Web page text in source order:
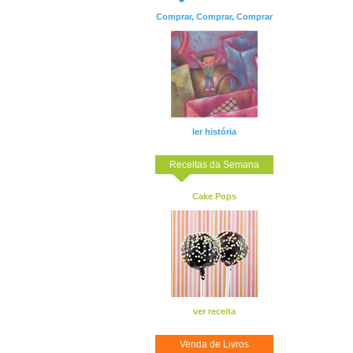
Comprar, Comprar, Comprar
ler história
Receitas da Semana
Cake Pops
ver receita
Venda de Livros